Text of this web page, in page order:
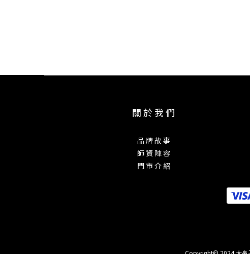
關 於 我 們
品 牌 故 事
師 資 陣 容
門 市 介 紹